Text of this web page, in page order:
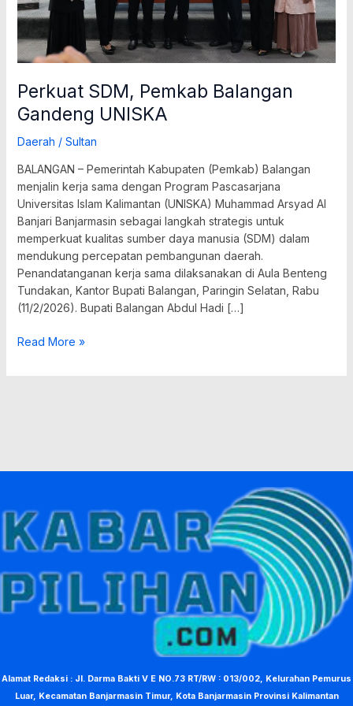
Perkuat SDM, Pemkab Balangan
Gandeng UNISKA
Daerah / Sultan
BALANGAN – Pemerintah Kabupaten (Pemkab) Balangan
menjalin kerja sama dengan Program Pascasarjana
Universitas Islam Kalimantan (UNISKA) Muhammad Arsyad Al
Banjari Banjarmasin sebagai langkah strategis untuk
memperkuat kualitas sumber daya manusia (SDM) dalam
mendukung percepatan pembangunan daerah.
Penandatanganan kerja sama dilaksanakan di Aula Benteng
Tundakan, Kantor Bupati Balangan, Paringin Selatan, Rabu
(11/2/2026). Bupati Balangan Abdul Hadi […]
Read More »
Alamat Redaksi : Jl. Darma Bakti V E NO.73 RT/RW : 013/002, Kelurahan Pemurus
Luar, Kecamatan Banjarmasin Timur, Kota Banjarmasin Provinsi Kalimantan